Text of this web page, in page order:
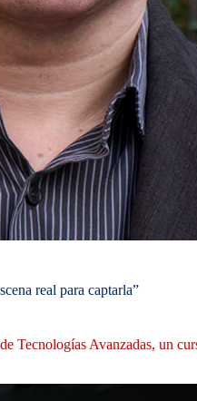
real para captarla”
Tecnologías Avanzadas, un